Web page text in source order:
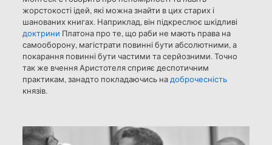
жорстокості ідей, які можна знайти в цих старих і
шанованих книгах. Наприклад, він підкреслює шкідливі
доктрини Платона про те, що раби не мають права на
самооборону, магістрати повинні бути абсолютними, а
покарання повинні бути частими та серйозними. Точно
так же вчення Аристотеля сприяє деспотичним
практикам, занадто покладаючись надоброчесність
князів.